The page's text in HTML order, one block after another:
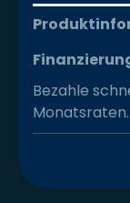
Bezahle
Monatsraten.